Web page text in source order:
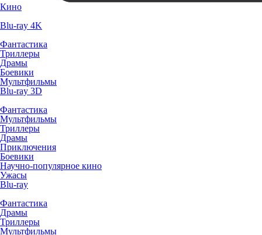
Кино
Blu-ray 4K
Фантастика
Триллеры
Драмы
Боевики
Мультфильмы
Blu-ray 3D
Фантастика
Мультфильмы
Триллеры
Драмы
Приключения
Боевики
Научно-популярное кино
Ужасы
Blu-ray
Фантастика
Драмы
Триллеры
Мультфильмы